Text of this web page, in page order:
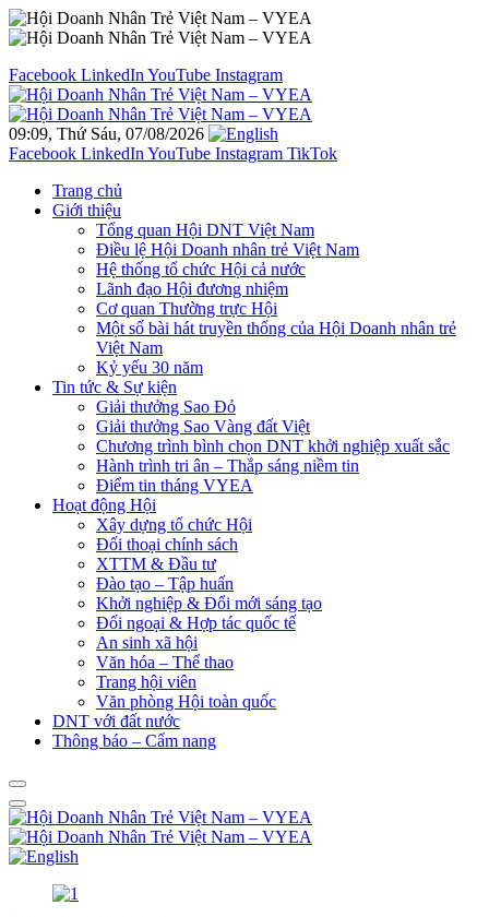
Facebook LinkedIn YouTube Instagram
09:09, Thứ Sáu, 07/08/2026
Facebook LinkedIn YouTube Instagram TikTok
Trang chủ
Giới thiệu
Tổng quan Hội DNT Việt Nam
Điều lệ Hội Doanh nhân trẻ Việt Nam
Hệ thống tổ chức Hội cả nước
Lãnh đạo Hội đương nhiệm
Cơ quan Thường trực Hội
Một số bài hát truyền thống của Hội Doanh nhân trẻ
Việt Nam
Kỷ yếu 30 năm
Tin tức & Sự kiện
Giải thưởng Sao Đỏ
Giải thưởng Sao Vàng đất Việt
Chương trình bình chọn DNT khởi nghiệp xuất sắc
Hành trình tri ân – Thắp sáng niềm tin
Điểm tin tháng VYEA
Hoạt động Hội
Xây dựng tổ chức Hội
Đối thoại chính sách
XTTM & Đầu tư
Đào tạo – Tập huấn
Khởi nghiệp & Đổi mới sáng tạo
Đối ngoại & Hợp tác quốc tế
An sinh xã hội
Văn hóa – Thể thao
Trang hội viên
Văn phòng Hội toàn quốc
DNT với đất nước
Thông báo – Cẩm nang